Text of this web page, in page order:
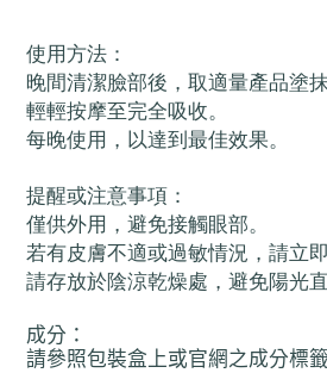
使用方法：
晚間清潔臉部後，取適量產品塗
輕輕按摩至完全吸收。
每晚使用，以達到最佳效果。
提醒或注意事項：
僅供外用，避免接觸眼部。
若有皮膚不適或過敏情況，請立即
請存放於陰涼乾燥處，避免陽光直
成分 ：
請參照包裝盒上或官網之成分標籤